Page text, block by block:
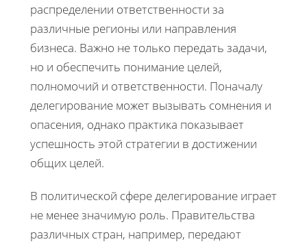
распределении ответственности за
различные регионы или направления
бизнеса. Важно не только передать задачи,
но и обеспечить понимание целей,
полномочий и ответственности. Поначалу
делегирование может вызывать сомнения и
опасения, однако практика показывает
успешность этой стратегии в достижении
общих целей.
В политической сфере делегирование играет
не менее значимую роль. Правительства
различных стран, например, передают